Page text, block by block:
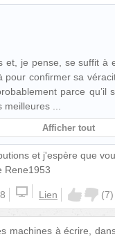
et, je pense, se suffit
pour confirmer sa
parce qu’il
meilleures
Afficher tout
et j'espère que
Rene1953
Lien (7)
machines à écrire,